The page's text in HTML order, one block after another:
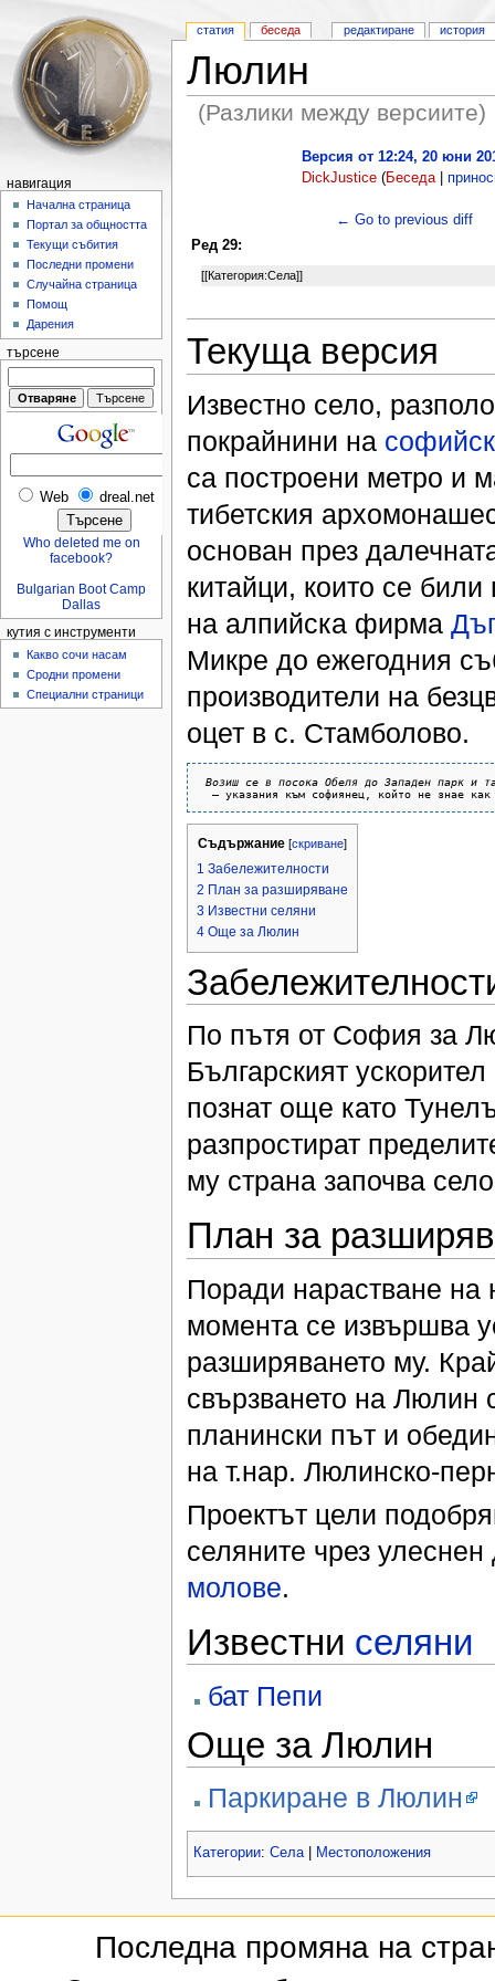
Люлин
(Разлики между версиите)
Версия от 12:24, 20 юни
DickJustice (Беседа|
← Go to previous diff
Ред 29:
[[Категория:Села]]
Текуща версия
Известно село,
покрайнини на
са построени метро и
тибетския
основан през
китайци, които се били
на алпийска фирма
Микре до ежегодния
производители на
оцет в с. Стамболово.
Возиш се в посока Обеля до Западен парк и
Съдържание [скриване]
1 Забележителности
2 План за разширяване
3 Известни селяни
4 Още за Люлин
По пътя от София за
Българският
познат още като
разпростират
му страна започва
План за
Поради нарастване на
момента се извършва
разширяването му.
свързването на Люлин
планински път и
на т.нар. Люлинско-
Проектът цели
селяните чрез
молове.
Известни селяни
бат Пепи
Още за Люлин
Паркиране в Люлин
Категории: Села| Местоположения
статия беседа редактиране история
навигация
Начална страница
Портал за общността
Текущи събития
Последни промени
Случайна страница
Помощ
Дарения
търсене
Web dreal.net
Who deleted me on
facebook?
Bulgarian Boot Camp
Dallas
кутия с инструменти
Какво сочи насам
Сродни промени
Специални страници
Последна промяна на